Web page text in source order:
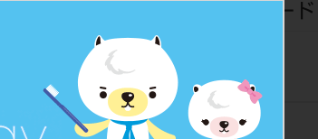
スリックバンド セミスタンダー
Class Ⅱ Matrix System
歯科用マトリックスバンド
品目コード 206830144175